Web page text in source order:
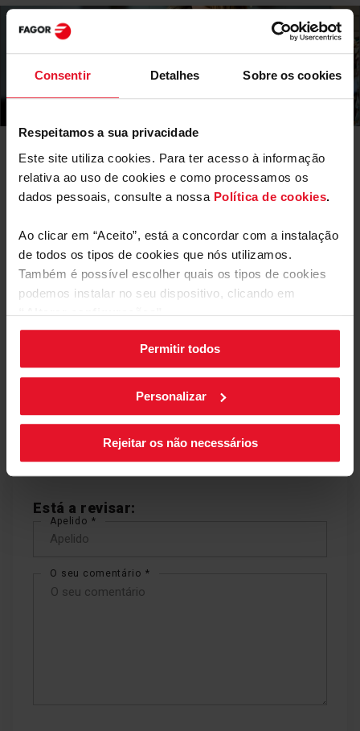
Consentir Detalhes Sobre os cookies
Respeitamos a sua privacidade
Este site utiliza cookies. Para ter acesso à informação
relativa ao uso de cookies e como processamos os
dados pessoais, consulte a nossa Política de cookies.
Ao clicar em “Aceito”, está a concordar com a instalação
de todos os tipos de cookies que nós utilizamos.
Também é possível escolher quais os tipos de cookies
podemos instalar no seu dispositivo, clicando em
“Alterar configurações”.
As suas configurações de cookies podem ser alteradas a
qualquer momento, clicando no botão preto posicionado
no canto inferior direito do ecrã.
Permitir todos
Personalizar
Rejeitar os não necessários
Manuais eTransferências
Rótulo energético
Rótulo energético
Descarregar
arquivo
Ficha de produto
arquivo
Comentários
Está a revisar:
Apelido
O seu comentário